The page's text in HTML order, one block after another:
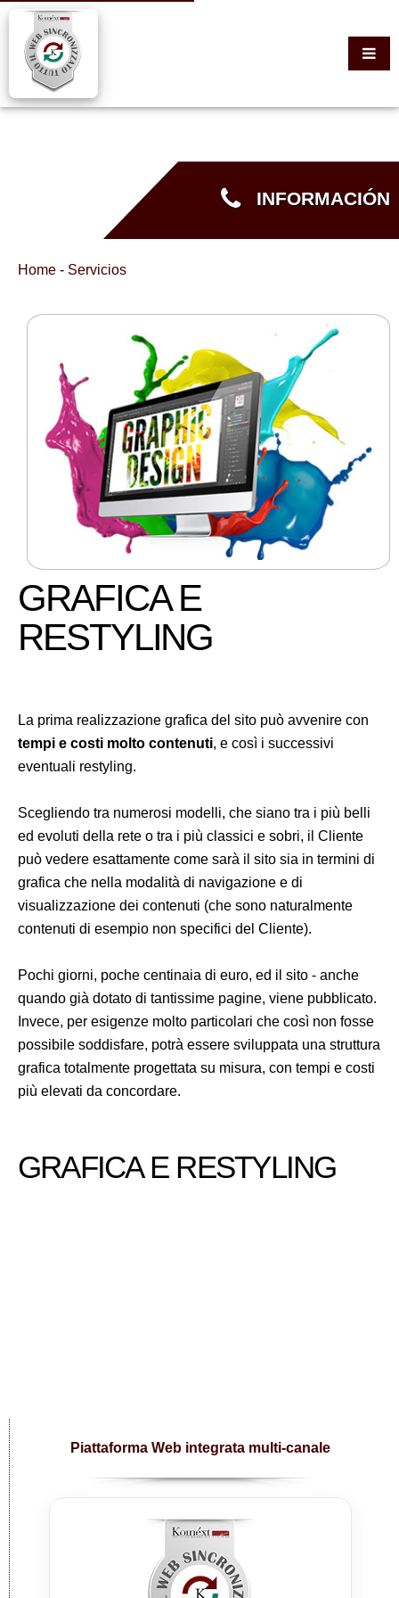
INFORMACIÓN
Home - Servicios
GRAFICA E
RESTYLING
La prima realizzazione grafica del sito può avvenire con
tempi e costi molto contenuti, e così i successivi
eventuali restyling.
Scegliendo tra numerosi modelli, che siano tra i più belli
ed evoluti della rete o tra i più classici e sobri, il Cliente
può vedere esattamente come sarà il sito sia in termini di
grafica che nella modalità di navigazione e di
visualizzazione dei contenuti (che sono naturalmente
contenuti di esempio non specifici del Cliente).
Pochi giorni, poche centinaia di euro, ed il sito - anche
quando già dotato di tantissime pagine, viene pubblicato.
Invece, per esigenze molto particolari che così non fosse
possibile soddisfare, potrà essere sviluppata una struttura
grafica totalmente progettata su misura, con tempi e costi
più elevati da concordare.
GRAFICA E RESTYLING
Piattaforma Web integrata multi-canale